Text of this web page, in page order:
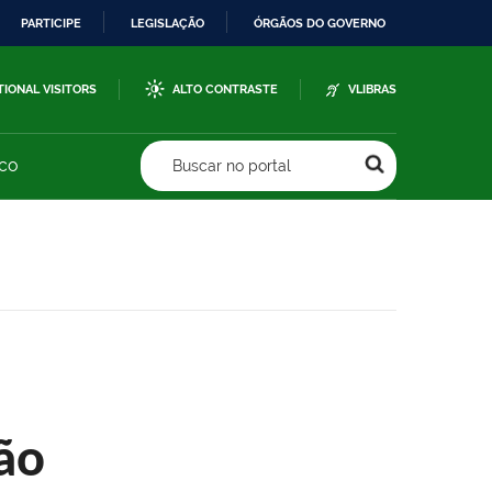
PARTICIPE LEGISLAÇÃO ÓRGÃOS DO GOVERNO
VISITORS ALTO CONTRASTE VLIBRAS
Buscar no portal